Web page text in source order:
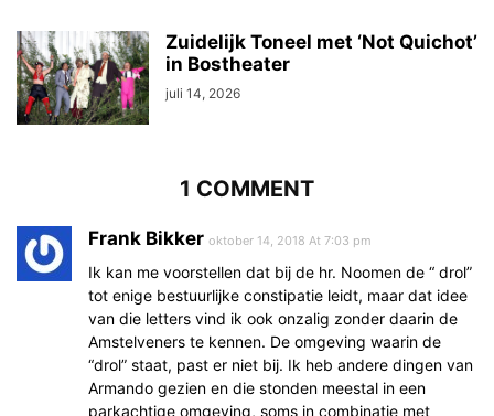
Zuidelijk Toneel met ‘Not Quichot’
in Bostheater
juli 14, 2026
1 COMMENT
Frank Bikker oktober 14, 2018 At 7:03 pm
Ik kan me voorstellen dat bij de hr. Noomen de “ drol”
tot enige bestuurlijke constipatie leidt, maar dat idee
van die letters vind ik ook onzalig zonder daarin de
Amstelveners te kennen. De omgeving waarin de
“drol” staat, past er niet bij. Ik heb andere dingen van
Armando gezien en die stonden meestal in een
parkachtige omgeving, soms in combinatie met